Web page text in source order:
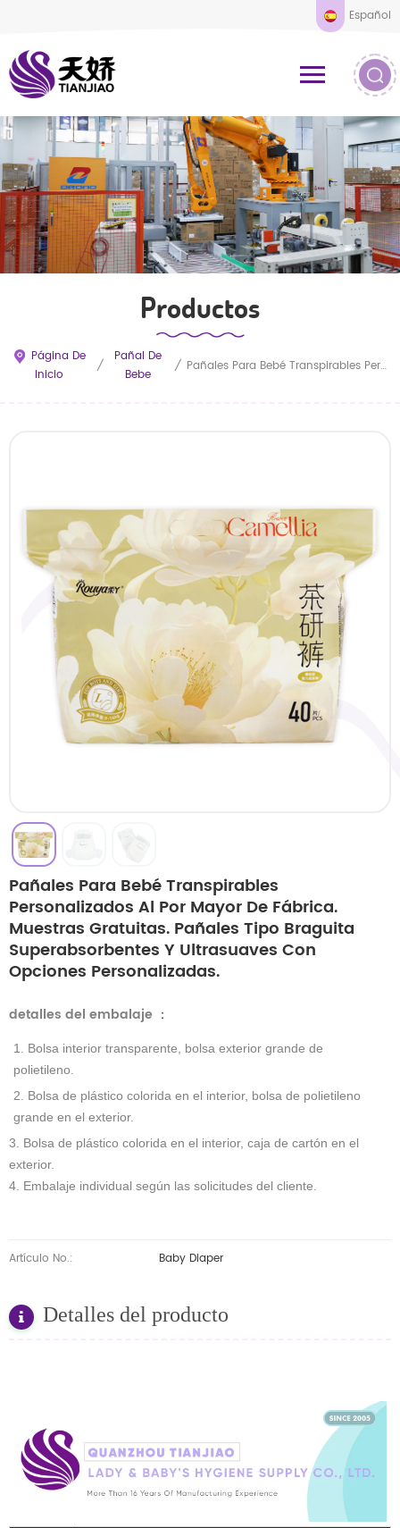
Español
Productos
Página De
Inicio
/
Pañal De
Bebe
/ Pañales Para Bebé Transpirables Personalizados Al Por Mayor De Fábrica. Muestras Gratuitas. Pañales Tipo Braguita Superabsorbentes Y Ultrasuaves Con Opciones Personalizadas.
Pañales Para Bebé Transpirables
Personalizados Al Por Mayor De Fábrica.
Muestras Gratuitas. Pañales Tipo Braguita
Superabsorbentes Y Ultrasuaves Con
Opciones Personalizadas.
detalles del embalaje ：
1. Bolsa interior transparente, bolsa exterior grande de
polietileno.
2. Bolsa de plástico colorida en el interior, bolsa de polietileno
grande en el exterior.
3. Bolsa de plástico colorida en el interior, caja de cartón en el
exterior.
4. Embalaje individual según las solicitudes del cliente.
Artículo No.: Baby Diaper
Detalles del producto